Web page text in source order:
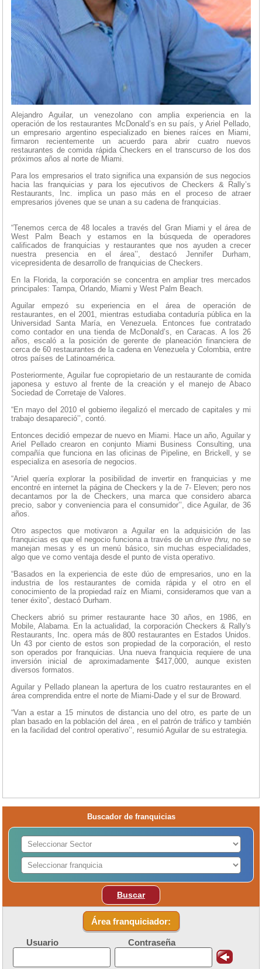
Alejandro Aguilar, un venezolano con amplia experiencia en la
operación de los restaurantes McDonald’s en su país, y Ariel Pellado,
un empresario argentino especializado en bienes raíces en Miami,
firmaron recientemente un acuerdo para abrir cuatro nuevos
restaurantes de comida rápida Checkers en el transcurso de los dos
próximos años al norte de Miami.
Para los empresarios el trato significa una expansión de sus negocios
hacia las franquicias y para los ejecutivos de Checkers & Rally’s
Restaurants, Inc. implica un paso más en el proceso de atraer
empresarios jóvenes que se unan a su cadena de franquicias.
“Tenemos cerca de 48 locales a través del Gran Miami y el área de
West Palm Beach y estamos en la búsqueda de operadores
calificados de franquicias y restaurantes que nos ayuden a crecer
nuestra presencia en el área’’, destacó Jennifer Durham,
vicepresidenta de desarrollo de franquicias de Checkers.
En la Florida, la corporación se concentra en ampliar tres mercados
principales: Tampa, Orlando, Miami y West Palm Beach.
Aguilar empezó su experiencia en el área de operación de
restaurantes, en el 2001, mientras estudiaba contaduría pública en la
Universidad Santa María, en Venezuela. Entonces fue contratado
como contador en una tienda de McDonald’s, en Caracas. A los 26
años, escaló a la posición de gerente de planeación financiera de
cerca de 60 restaurantes de la cadena en Venezuela y Colombia, entre
otros países de Latinoamérica.
Posteriormente, Aguilar fue copropietario de un restaurante de comida
japonesa y estuvo al frente de la creación y el manejo de Abaco
Sociedad de Corretaje de Valores.
“En mayo del 2010 el gobierno ilegalizó el mercado de capitales y mi
trabajo desapareció’’, contó.
Entonces decidió empezar de nuevo en Miami. Hace un año, Aguilar y
Ariel Pellado crearon en conjunto Miami Business Consulting, una
compañía que funciona en las oficinas de Pipeline, en Brickell, y se
especializa en asesoría de negocios.
“Ariel quería explorar la posibilidad de invertir en franquicias y me
encontré en internet la página de Checkers y la de 7- Eleven; pero nos
decantamos por la de Checkers, una marca que considero abarca
precio, sabor y conveniencia para el consumidor’’, dice Aguilar, de 36
años.
Otro aspectos que motivaron a Aguilar en la adquisición de las
franquicias es que el negocio funciona a través de undrive thru, no se
manejan mesas y es un menú básico, sin muchas especialidades,
algo que ve como ventaja desde el punto de vista operativo.
“Basados en la experiencia de este dúo de empresarios, uno en la
industria de los restaurantes de comida rápida y el otro en el
conocimiento de la propiedad raíz en Miami, consideramos que van a
tener éxito”, destacó Durham.
Checkers abrió su primer restaurante hace 30 años, en 1986, en
Mobile, Alabama. En la actualidad, la corporación Checkers & Rally's
Restaurants, Inc. opera más de 800 restaurantes en Estados Unidos.
Un 43 por ciento de estos son propiedad de la corporación, el resto
son operados por franquicias. Una nueva franquicia requiere de una
inversión inicial de aproximadamente $417,000, aunque existen
diversos formatos.
Aguilar y Pellado planean la apertura de los cuatro restaurantes en el
área comprendida entre el norte de Miami-Dade y el sur de Broward.
“Van a estar a 15 minutos de distancia uno del otro, es parte de un
plan basado en la población del área , en el patrón de tráfico y también
en la facilidad del control operativo’’, resumió Aguilar de su estrategia.
Buscador de franquicias
Buscar
Área franquiciador:
Usuario Contraseña